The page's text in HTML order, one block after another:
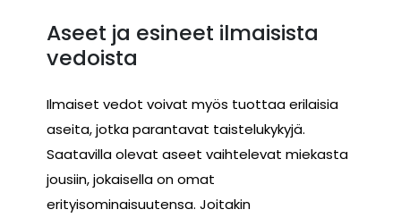
Aseet ja esineet ilmaisista
vedoista
Ilmaiset vedot voivat myös tuottaa erilaisia
aseita, jotka parantavat taistelukykyjä.
Saatavilla olevat aseet vaihtelevat miekasta
jousiin, jokaisella on omat
erityisominaisuutensa. Joitakin